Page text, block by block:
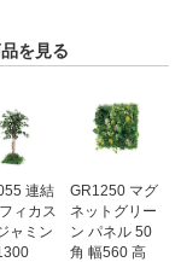
を見る
連結
ィカス
ャミン
GR1250 マグ
ネットグリー
ン パネル 50
角 幅560 高